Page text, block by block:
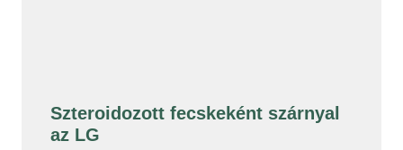
Szteroidozott fecskeként szárnyal
az LG